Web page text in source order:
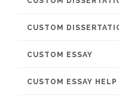
CUSTOM
CUSTOM ESSAY
CUSTOM ESSAY HELP